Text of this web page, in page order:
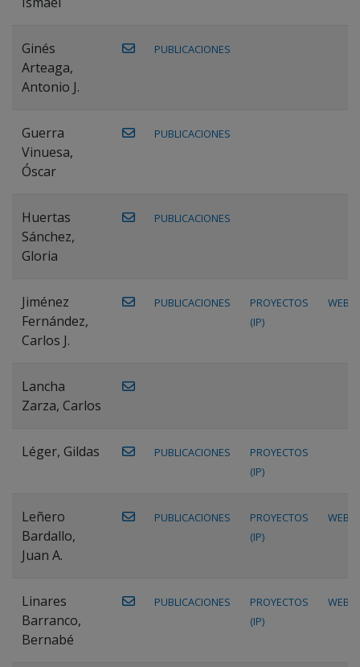
Ginés
Arteaga,
Antonio J.
PUBLICACIONES
Guerra
Vinuesa,
Óscar
PUBLICACIONES
Huertas
Sánchez,
Gloria
PUBLICACIONES
Jiménez
Fernández,
Carlos J.
PUBLICACIONES
PROYECTOS
(IP)
WEB
Lancha
Zarza, Carlos
Léger, Gildas PUBLICACIONES
PROYECTOS
(IP)
Leñero
Bardallo,
Juan A.
PUBLICACIONES
PROYECTOS
(IP)
WEB
Linares
Barranco,
Bernabé
PUBLICACIONES
PROYECTOS
(IP)
WEB